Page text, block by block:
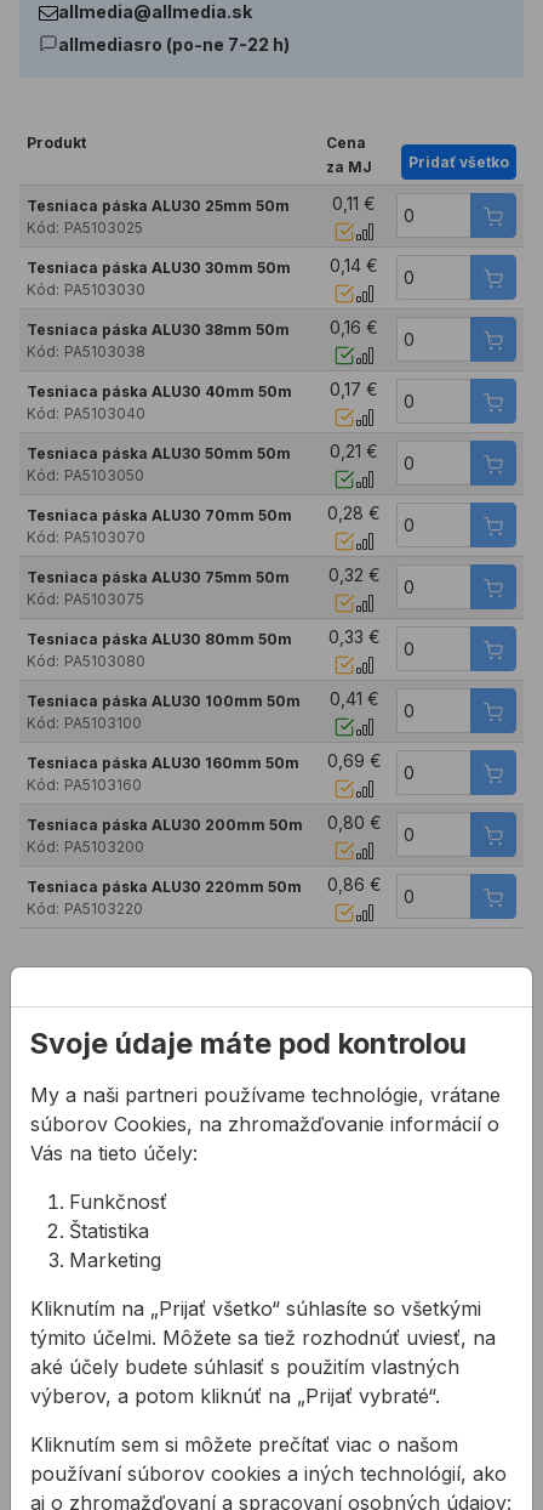
allmedia@allmedia.sk
allmediasro (po-ne 7-22 h)
Produkt
Cena
za MJ
Pridať všetko
Tesniaca páska ALU30 25mm 50m
Kód: PA5103025
0,11 €
Tesniaca páska ALU30 30mm 50m
Kód: PA5103030
0,14 €
Tesniaca páska ALU30 38mm 50m
Kód: PA5103038
0,16 €
Tesniaca páska ALU30 40mm 50m
Kód: PA5103040
0,17 €
Tesniaca páska ALU30 50mm 50m
Kód: PA5103050
0,21 €
Tesniaca páska ALU30 70mm 50m
Kód: PA5103070
0,28 €
Tesniaca páska ALU30 75mm 50m
Kód: PA5103075
0,32 €
Tesniaca páska ALU30 80mm 50m
Kód: PA5103080
0,33 €
Tesniaca páska ALU30 100mm 50m
Kód: PA5103100
0,41 €
Tesniaca páska ALU30 160mm 50m
Kód: PA5103160
0,69 €
Tesniaca páska ALU30 200mm 50m
Kód: PA5103200
0,80 €
Tesniaca páska ALU30 220mm 50m
Kód: PA5103220
0,86 €
Popis
Vlastnosti:
pevnosť lepidla: 16 N / 25 mm (+/- 5%)
dĺžková tolerancia: +/- 0,3 m
čírková tolerancia: +/- 3 mm
maximálne predĺženie: 3%
trieda horľavosti: M-1
tvarovateľná hliníková páska na báze hliníkovej
fólie a akrylátového lepidla
je veľmi pružná, vyznačuje sa dobrou
priľnavosťou, prispôsobiteľnosťou, odolnosťou vo
vlhkom prostredí, parotesnosťou, vysokou
vodivosťou a odolnosťou voči starnutiu
Použitie:
používa sa najmä v priemyselnej výrobe
Svoje údaje máte pod kontrolou
My a naši partneri používame technológie, vrátane
súborov Cookies, na zhromažďovanie informácií o
Vás na tieto účely:
Funkčnosť
Štatistika
Marketing
Kliknutím na „Prijať všetko“ súhlasíte so všetkými
týmito účelmi. Môžete sa tiež rozhodnúť uviesť, na
aké účely budete súhlasiť s použitím vlastných
výberov, a potom kliknúť na „Prijať vybraté“.
Kliknutím sem si môžete prečítať viac o našom
používaní súborov cookies a iných technológií, ako
aj o zhromažďovaní a spracovaní osobných údajov: